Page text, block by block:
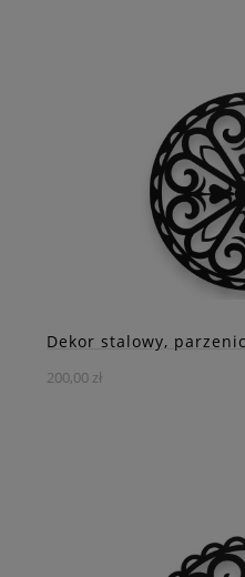
wzrok i nada Twojemu
Dekor stalowy,
200,00 zł
Rozeta góralska to
tradycyjną sztuką